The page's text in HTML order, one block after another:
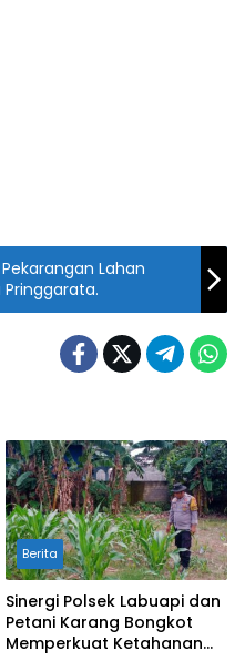
Lahan
Pringgarata.
Berita
Sinergi Polsek Labuapi dan
Petani Karang Bongkot
Memperkuat Ketahanan